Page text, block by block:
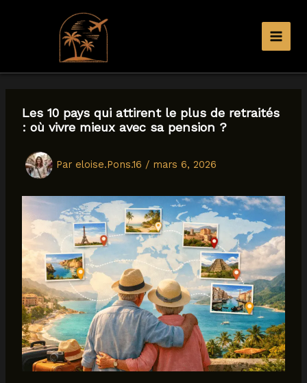
Aller
contenuLes 10 pays qui attirent le plus de retraités
: où vivre mieux avec sa pension ?
Par eloise.Pons.16 / mars 6, 2026